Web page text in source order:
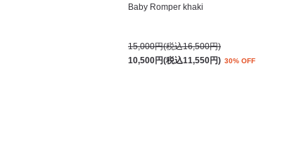
Baby Romper khaki
15,000円(税込16,500円)
10,500円(税込11,550円) 30% OFF